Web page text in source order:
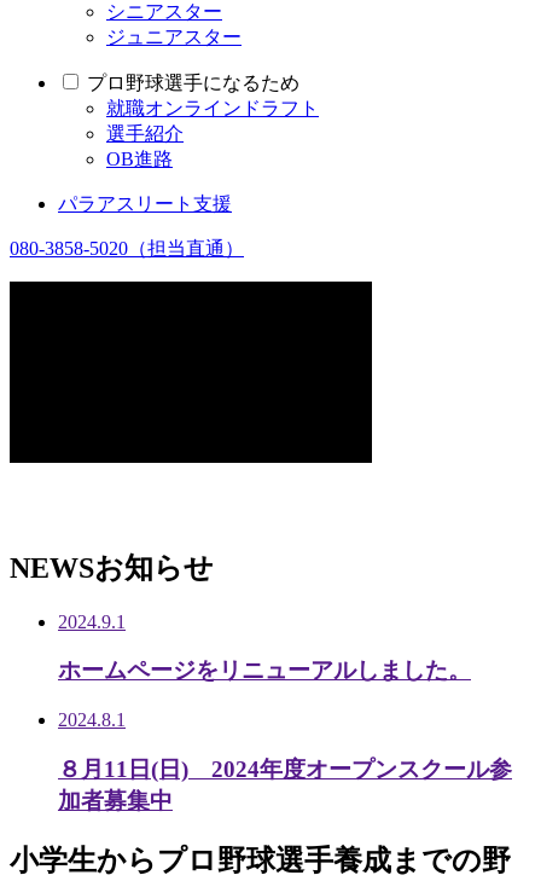
シニアスター
ジュニアスター
プロ野球選手になるため
就職オンラインドラフト
選手紹介
OB進路
パラアスリート支援
080-3858-5020 （担当直通）
NEWSお知らせ
2024.9.1
ホームページをリニューアルしました。
2024.8.1
８月11日(日) 2024年度オープンスクール参
加者募集中
小学生からプロ野球選手養成までの野